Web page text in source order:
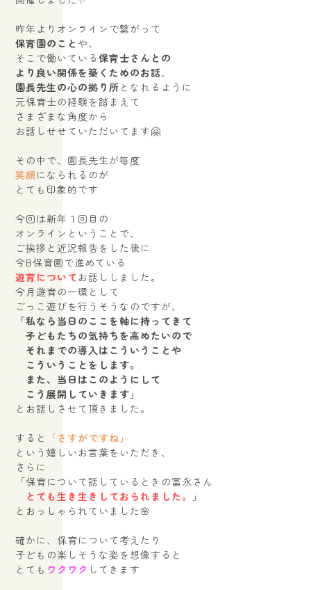
昨年よりオンラインで繋がって
保育園のことや、
そこで働いている保育士さんとの
より良い関係を築くためのお話、
園長先生の心の拠り所 となれるように
元保育士の経験を踏まえて
さまざまな角度から
お話しせせていただいてます🤗
その中で、園長先生が毎度
笑顔になられるのが
とても印象的です
今回は新年１回目の
オンラインということで、
ご挨拶と近況報告をした後に
今B保育園で進めている
遊育について お話し しました。
今月遊育の一環として
ごっこ遊びを行うそうなのですが、
「私なら当日のここを軸に持ってきて
子どもたちの気持ちを高めたいので
それまでの導入はこういうことや
こういうことをします。
また、当日はこのようにして
こう展開していきます」
とお話しさせて頂きました。
すると
「さすがですね」
という嬉しいお言葉をいただき、
さらに
「保育について話しているときの冨永さん
とても生き生きしておられました。
」
とおっしゃられていました🌸
確かに、保育について考えたり
子どもの楽しそうな姿を想像すると
とても ワクワク してきます
open｜10:00～17:00
close｜不定休